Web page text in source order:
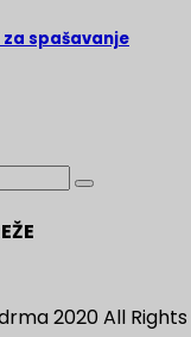
za spašavanje
2020 All